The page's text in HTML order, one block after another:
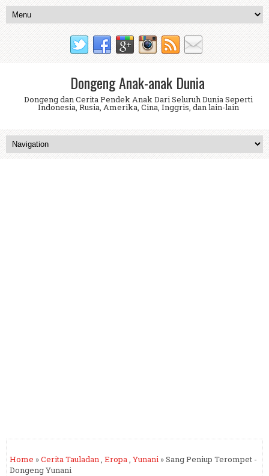
Dongeng Anak-anak Dunia
Dongeng dan Cerita Pendek Anak Dari Seluruh Dunia Seperti
Indonesia, Rusia, Amerika, Cina, Inggris, dan lain-lain
Home »Cerita Tauladan, Eropa, Yunani » Sang Peniup Terompet -
Dongeng Yunani